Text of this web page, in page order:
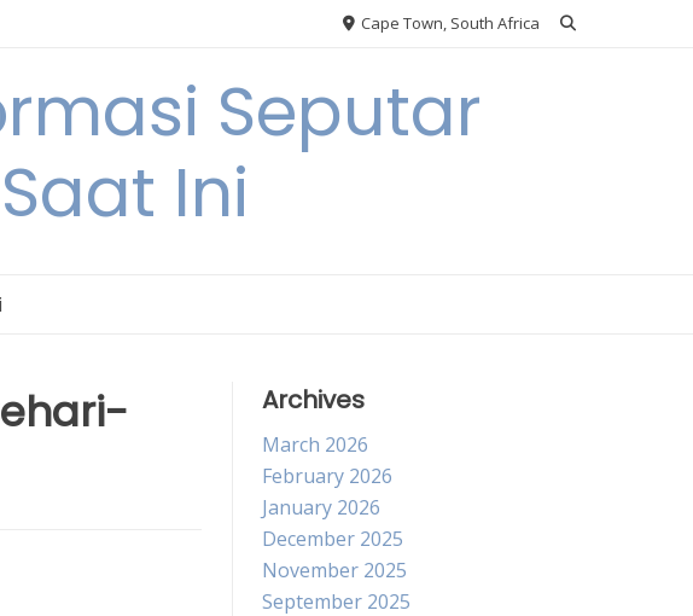
Cape Town, South Africa
Seputar
Ini
Archives
March 2026
February 2026
January 2026
December 2025
November 2025
September 2025